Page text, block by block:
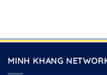
MINH KHANG